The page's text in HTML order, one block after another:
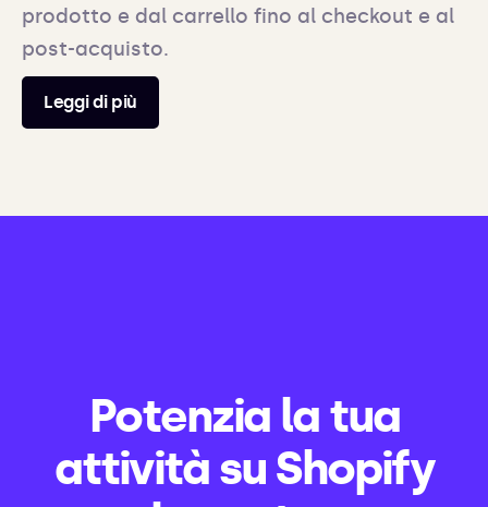
prodotto e dal carrello fino al checkout e al
post-acquisto.
Leggi di più
Potenzia la tua
attività su Shopify